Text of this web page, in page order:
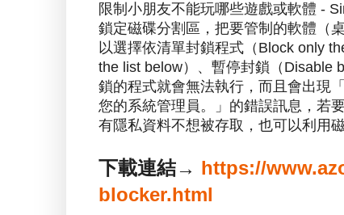
限制小朋友不能玩哪些遊戲或軟體 -
鎖定磁碟分割區，把要管制的軟體（
以選擇依清單封鎖程式（Block only
the list below）、暫停封鎖（Disable
鎖的程式就會無法執行，而且會出現
您的系統管理員。」的錯誤訊息，若
有隱私資料不想被存取，也可以利用
下載連結→ https://
blocker.html